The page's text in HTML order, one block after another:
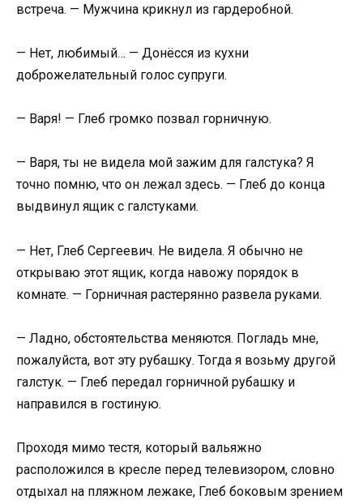
встреча. — Мужчина крикнул из гардеробной.
— Нет, любимый… — Донёсся из кухни
доброжелательный голос супруги.
— Варя! — Глеб громко позвал горничную.
— Варя, ты не видела мой зажим для галстука? Я
точно помню, что он лежал здесь. — Глеб до конца
выдвинул ящик с галстуками.
— Нет, Глеб Сергеевич. Не видела. Я обычно не
открываю этот ящик, когда навожу порядок в
комнате. — Горничная растерянно развела руками.
— Ладно, обстоятельства меняются. Погладь мне,
пожалуйста, вот эту рубашку. Тогда я возьму другой
галстук. — Глеб передал горничной рубашку и
направился в гостиную.
Проходя мимо тестя, который вальяжно
расположился в кресле перед телевизором, словно
отдыхал на пляжном лежаке, Глеб боковым зрением